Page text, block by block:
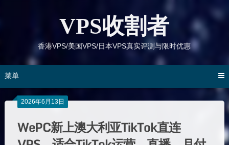
VPS收割者
香港VPS/美国VPS/日本VPS真实评测与限时优惠
菜单
2026年6月13日
WePC新上澳大利亚TikTok直连